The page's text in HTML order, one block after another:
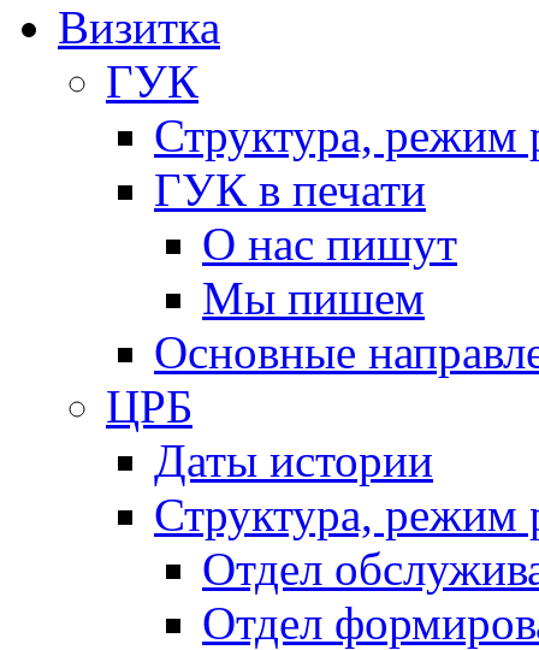
Визитка
ГУК
Структура, режим
ГУК в печати
О нас пишут
Мы пишем
Основные
ЦРБ
Даты истории
Структура, режим
Отдел
Отдел